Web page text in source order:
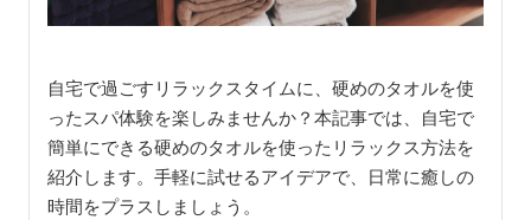
自宅で過ごすリラックスタイムに、硬めのタオルを使
ったスパ体験を楽しみませんか？本記事では、自宅で
簡単にできる硬めのタオルを使ったリラックス方法を
紹介します。手軽に試せるアイデアで、日常に癒しの
時間をプラスしましょう。